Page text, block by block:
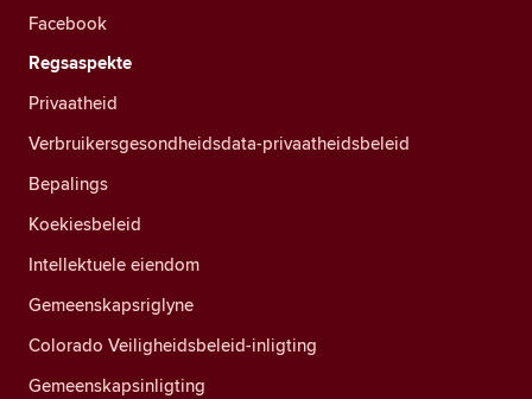
Facebook
Regsaspekte
Privaatheid
Verbruikersgesondheidsdata-privaatheidsbeleid
Bepalings
Koekiesbeleid
Intellektuele eiendom
Gemeenskapsriglyne
Colorado Veiligheidsbeleid-inligting
Gemeenskapsinligting